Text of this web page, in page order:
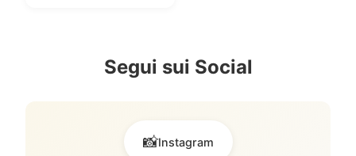
Segui sui Social
📸Instagram